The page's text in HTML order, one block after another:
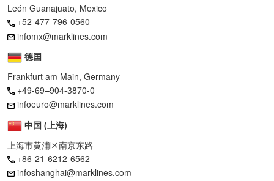
León Guanajuato, Mexico
+52-477-796-0560
infomx@marklines.com
德国
Frankfurt am Main, Germany
+49-69–904-3870-0
infoeuro@marklines.com
中国 (上海)
上海市黄浦区南京东路
+86-21-6212-6562
infoshanghai@marklines.com